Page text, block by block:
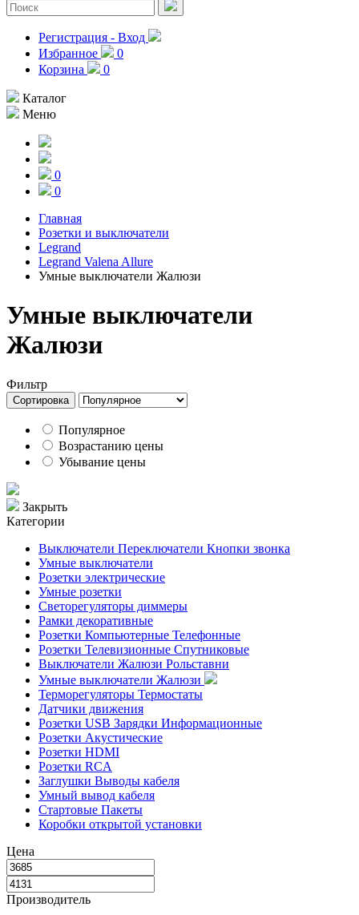
Регистрация - Вход
Избранное
0
Корзина
0
Каталог
Меню
0
0
Главная
Розетки и выключатели
Legrand
Legrand Valena Allure
Умные выключатели Жалюзи
Умные выключатели
Жалюзи
Фильтр
Сортировка
Популярное
Возрастанию цены
Убывание цены
Закрыть
Категории
Выключатели Переключатели Кнопки звонка
Умные выключатели
Розетки электрические
Умные розетки
Светорегуляторы диммеры
Рамки декоративные
Розетки Компьютерные Телефонные
Розетки Телевизионные Спутниковые
Выключатели Жалюзи Рольставни
Умные выключатели Жалюзи
Терморегуляторы Термостаты
Датчики движения
Розетки USB Зарядки Информационные
Розетки Акустические
Розетки HDMI
Розетки RCA
Заглушки Выводы кабеля
Умный вывод кабеля
Стартовые Пакеты
Коробки открытой установки
Цена
Производитель